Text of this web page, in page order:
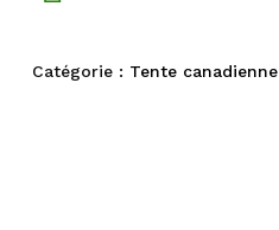
Catégorie : Tente canadienne